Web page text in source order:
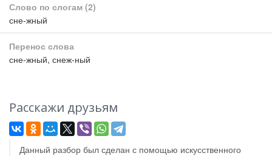
Слово по слогам (2)
сне-жный
Перенос слова
сне-жный, снеж-ный
Расскажи друзьям
Данный разбор был сделан с помощью искусственного